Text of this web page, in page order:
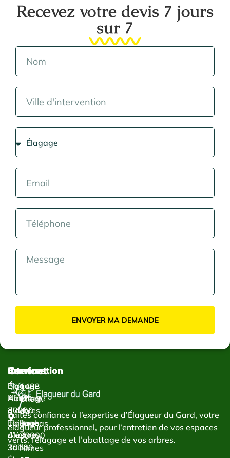
Recevez votre devis 7 jours
sur 7
ENVOYER MA DEMANDE
Faites confiance à l’expertise d’Élagueur du Gard, votre
élagueur professionnel, pour l’entretien de vos espaces
verts, l’élagage et l’abattage de vos arbres.
Services
Élagage
Abattage
d’arbres
Taillage
d’arbres
Taille
Intervention
Élagage
Nîmes
30000
Élagage
Alès
30100
Contact
1433
Chem.
du
Bachas
30000
Nîmes